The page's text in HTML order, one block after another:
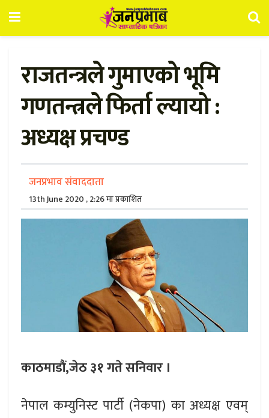
राजतन्‍त्रले गुमाएको भूमि
गणतन्त्रले फिर्ता ल्यायो :
अध्यक्ष प्रचण्ड
जनप्रभाव संवाददाता
13th June 2020 , 2:26 मा प्रकाशित
काठमाडौं,जेठ ३१ गते सनिवार ।
नेपाल कम्युनिस्ट पार्टी (नेकपा) का अध्यक्ष एवम्